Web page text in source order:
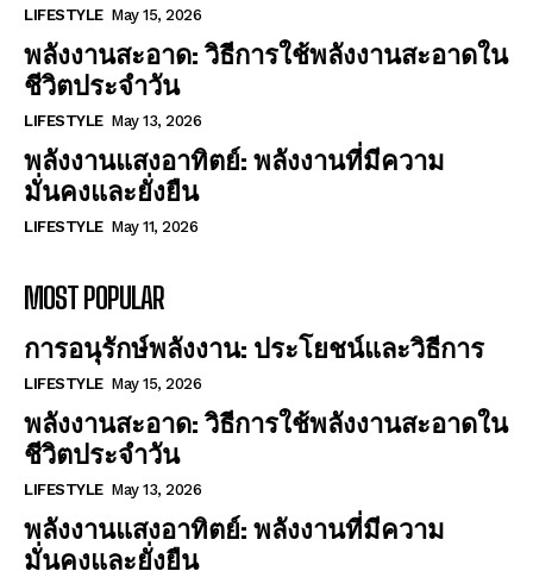
LIFESTYLE May 15, 2026
พลังงานสะอาด: วิธีการใช้พลังงานสะอาดใน
ชีวิตประจำวัน
LIFESTYLE May 13, 2026
พลังงานแสงอาทิตย์: พลังงานที่มีความ
มั่นคงและยั่งยืน
LIFESTYLE May 11, 2026
MOST POPULAR
การอนุรักษ์พลังงาน: ประโยชน์และวิธีการ
LIFESTYLE May 15, 2026
พลังงานสะอาด: วิธีการใช้พลังงานสะอาดใน
ชีวิตประจำวัน
LIFESTYLE May 13, 2026
พลังงานแสงอาทิตย์: พลังงานที่มีความ
มั่นคงและยั่งยืน